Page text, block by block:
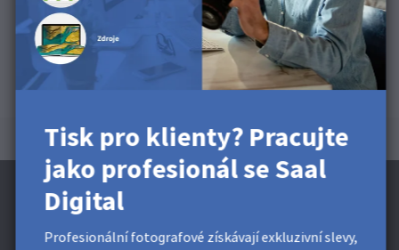
Tisk pro klienty? Pracujte
jako profesionál se Saal
Digital
Profesionální fotografové získávají exkluzivní slevy,